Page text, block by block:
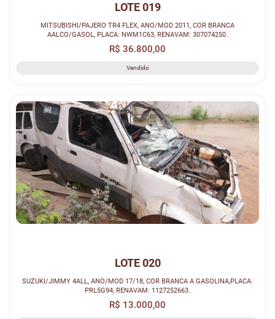
LOTE 019
MITSUBISHI/PAJERO TR4 FLEX, ANO/MOD 2011, COR BRANCA
AALCO/GASOL, PLACA: NWM1C63, RENAVAM: 307074250.
R$ 36.800,00
Vendido
LOTE 020
SUZUKI/JIMMY 4ALL, ANO/MOD 17/18, COR BRANCA A GASOLINA,PLACA:
PRL5G94, RENAVAM: 1127252663.
R$ 13.000,00